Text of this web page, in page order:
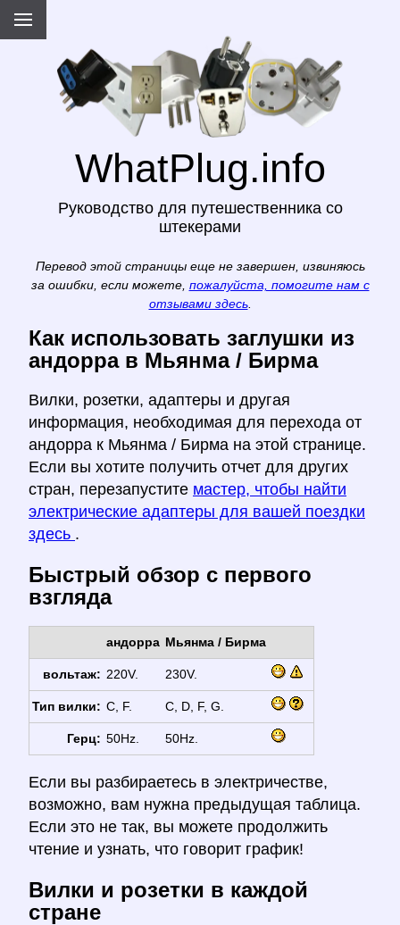
WhatPlug.info
Руководство для путешественника со
штекерами
Перевод этой страницы еще не завершен, извиняюсь
за ошибки, если можете, пожалуйста, помогите нам с
отзывами здесь.
Как использовать заглушки из
андорра в Мьянма / Бирма
Вилки, розетки, адаптеры и другая
информация, необходимая для перехода от
андорра к Мьянма / Бирма на этой странице.
Если вы хотите получить отчет для других
стран, перезапустите мастер, чтобы найти
электрические адаптеры для вашей поездки
здесь .
Быстрый обзор с первого
взгляда
андорра Мьянма / Бирма
вольтаж: 220V. 230V.
Тип вилки: C, F. C, D, F, G.
Герц: 50Hz. 50Hz.
Если вы разбираетесь в электричестве,
возможно, вам нужна предыдущая таблица.
Если это не так, вы можете продолжить
чтение и узнать, что говорит график!
Вилки и розетки в каждой
стране